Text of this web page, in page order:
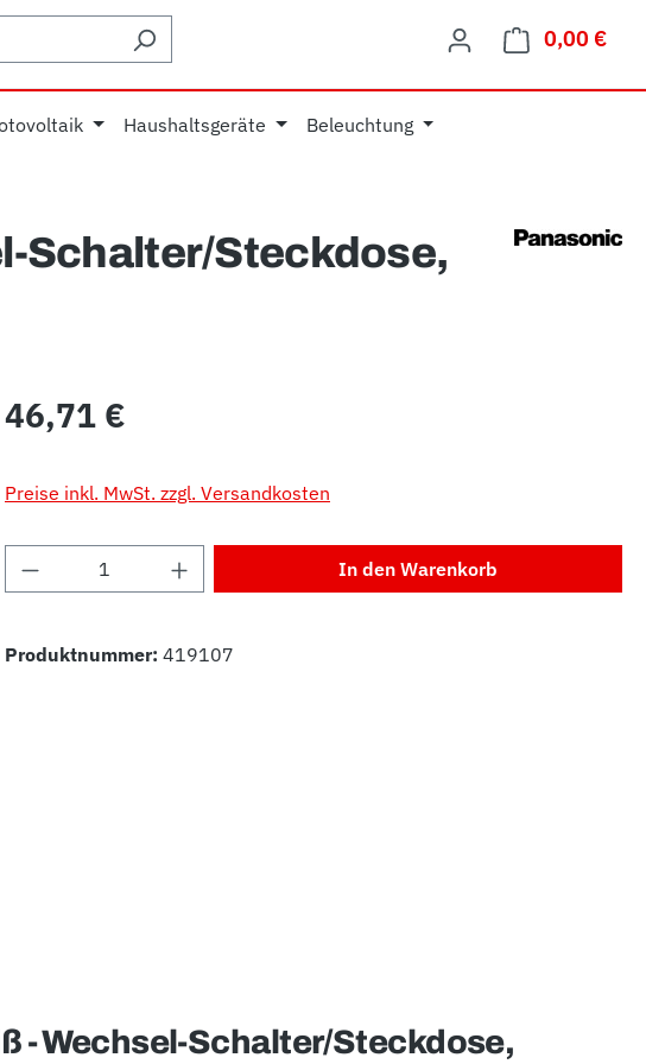
0,00 €
Haushaltsgeräte Beleuchtung
Schalter/Steckdose,
Regulärer Preis:
46,71 €
Preise inkl. MwSt. zzgl. Versandkosten
Produkt Anzahl: Gib den gewünschten Wert ein
In den Warenkorb
Produktnummer: 419107
- Wechsel-Schalter/Steckdose,